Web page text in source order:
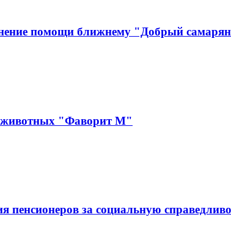
помощи ближнему "Добрый
животных "Фаворит М"
пенсионеров за социальную